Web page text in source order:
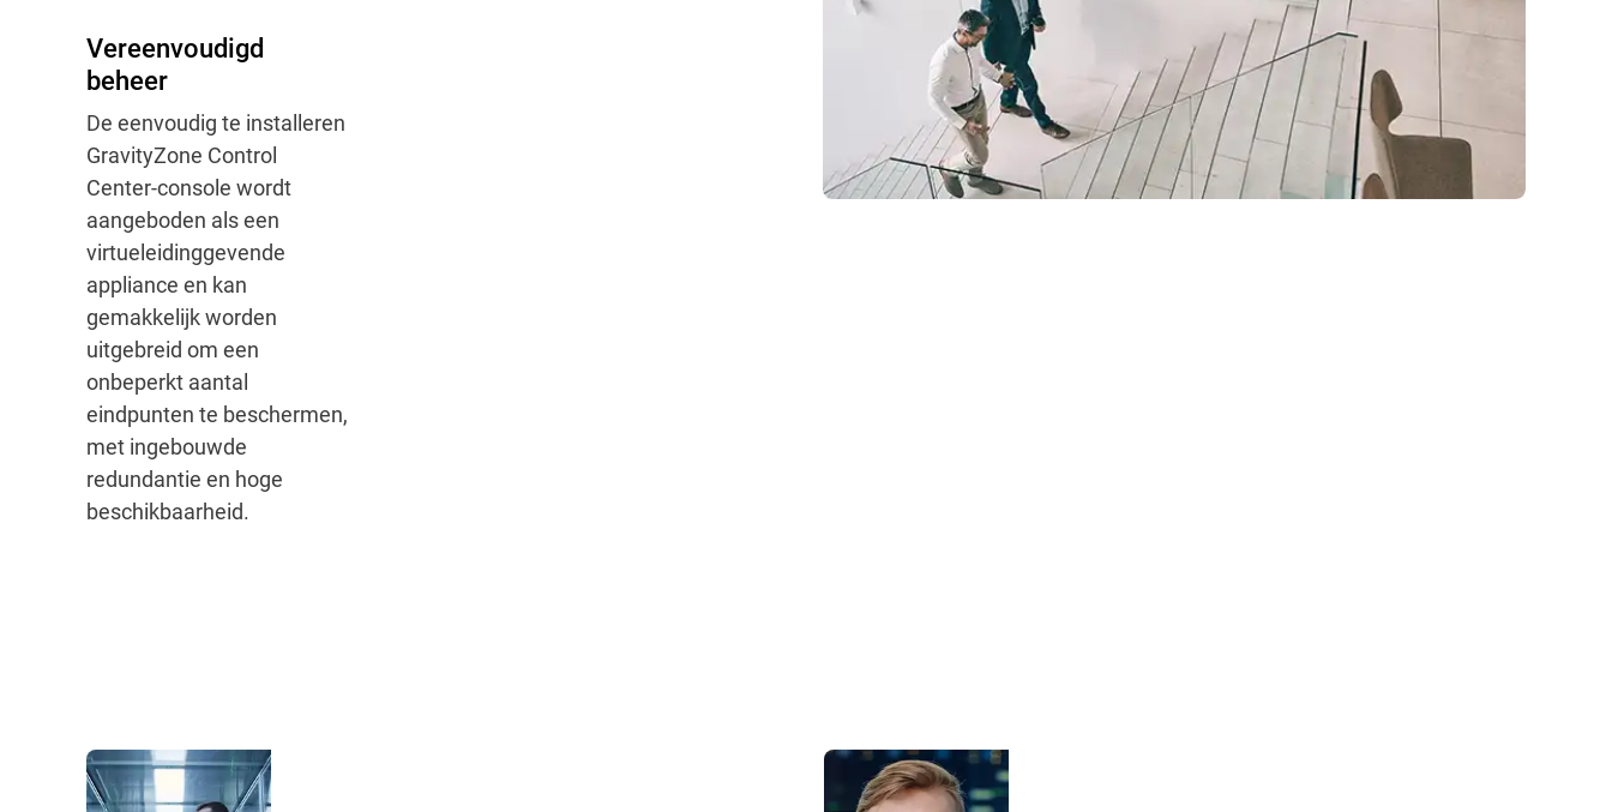
Vereenvoudigd
beheer
De eenvoudig te installeren
GravityZone Control
Center-console wordt
aangeboden als een
virtueleidinggevende
appliance en kan
gemakkelijk worden
uitgebreid om een
onbeperkt aantal
eindpunten te beschermen,
met ingebouwde
redundantie en hoge
beschikbaarheid.